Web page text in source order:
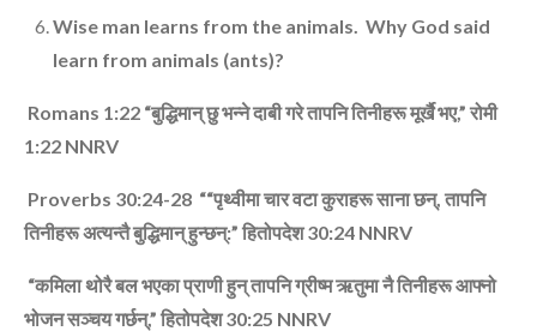
Wise man learns from the animals. Why God said
learn from animals (ants)?
Romans 1:22 “बुद्धिमान्‌ छु भन्‍ने दाबी गरे तापनि तिनीहरू मूर्खै भए,” रोमी
1:22 NNRV
Proverbs 30:24-28 ““पृथ्‍वीमा चार वटा कुराहरू साना छन्, तापनि
तिनीहरू अत्‍यन्‍तै बुद्धिमान्‌ हुन्‍छन्‌:” हितोपदेश 30:24 NNRV
“कमिला थोरै बल भएका प्राणी हुन्‌ तापनि ग्रीष्‍म ऋतुमा नै तिनीहरू आफ्‍नो
भोजन सञ्‍चय गर्छन्,” हितोपदेश 30:25 NNRV